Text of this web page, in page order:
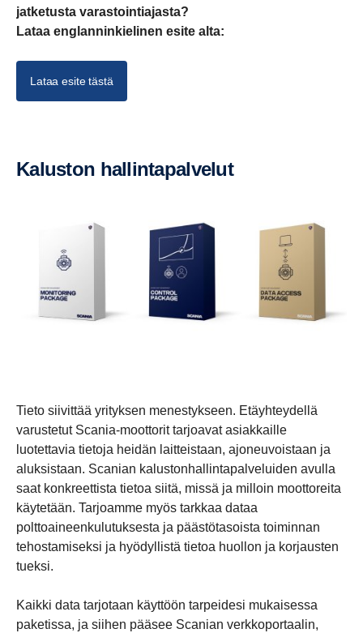
jatketusta varastointiajasta?
Lataa englanninkielinen esite alta:
Lataa esite tästä
Kaluston hallin­ta­pal­velut
Tieto siivittää yrityksen menestykseen. Etäyhteydellä
varustetut Scania-moottorit tarjoavat asiakkaille
luotettavia tietoja heidän laitteistaan, ajoneuvoistaan ja
aluksistaan. Scanian kalustonhallintapalveluiden avulla
saat konkreettista tietoa siitä, missä ja milloin moottoreita
käytetään. Tarjoamme myös tarkkaa dataa
polttoaineenkulutuksesta ja päästötasoista toiminnan
tehostamiseksi ja hyödyllistä tietoa huollon ja korjausten
tueksi.
Kaikki data tarjotaan käyttöön tarpeidesi mukaisessa
paketissa, ja siihen pääsee Scanian verkkoportaalin,